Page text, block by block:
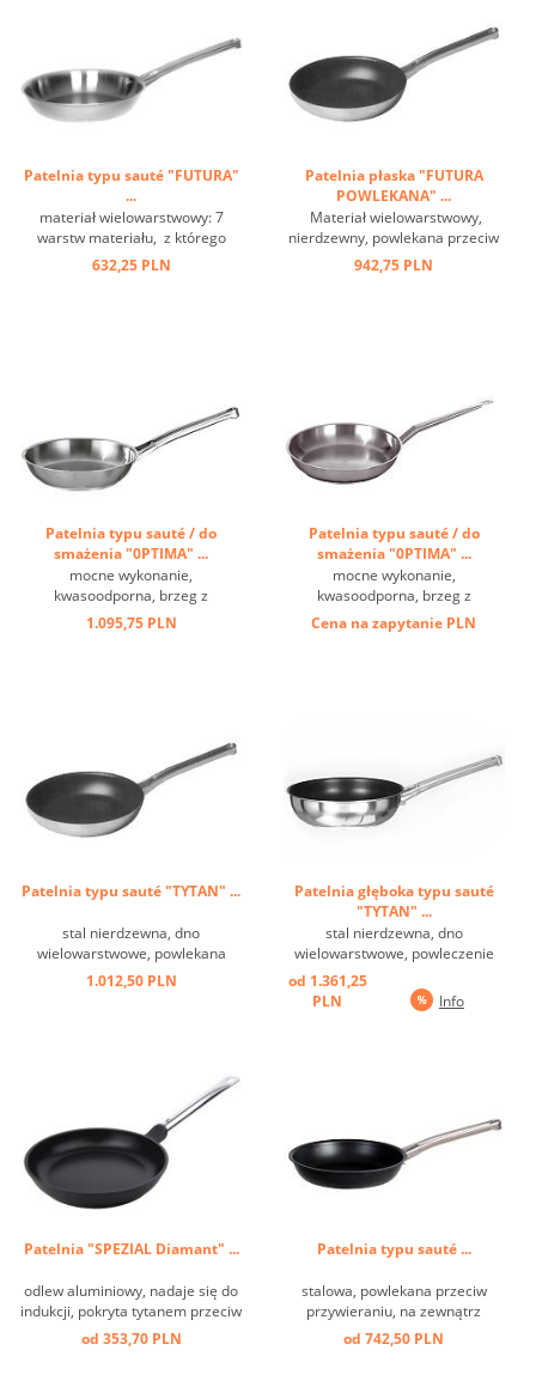
Patelnia typu sauté "FUTURA"
...
materiał wielowarstwowy: 7
warstw materiału, z którego
wykonane są patelnie FUTURA,
zapewniają równomierne
632,25 PLN
Patelnia płaska "FUTURA
POWLEKANA" ...
Materiał wielowarstwowy,
nierdzewny, powlekana przeciw
przywieraniu, nadaje się do
kuchenek indukcyjnych. Siedem
942,75 PLN
Patelnia typu sauté / do
smażenia "0PTIMA" ...
mocne wykonanie,
kwasoodporna, brzeg z
kołnierzem, dno
wielowarstwowe, nadaje się do
1.095,75 PLN
Patelnia typu sauté / do
smażenia "0PTIMA" ...
mocne wykonanie,
kwasoodporna, brzeg z
kołnierzem, dno
wielowarstwowe, nadaje się do
Cena na zapytanie PLN
Patelnia typu sauté "TYTAN" ...
stal nierdzewna, dno
wielowarstwowe, powlekana
tytanem. Specjalny podkład pod
3-krotną warstwą tytanu
1.012,50 PLN
Patelnia głęboka typu sauté
"TYTAN" ...
stal nierdzewna, dno
wielowarstwowe, powleczenie
tytanowe. Specjalny podkład pod
3-krotną warstwą tytanu
zapewnia trwałe połączenie
od 1.361,25
PLN
Info
Patelnia "SPEZIAL Diamant" ...
odlew aluminiowy, nadaje się do
indukcji, pokryta tytanem przeciw
przywieraniu, bardzo dobre
rozprowadzenie ciepła, łatwa w
od 353,70 PLN
Patelnia typu sauté ...
stalowa, powlekana przeciw
przywieraniu, na zewnątrz
czarna, trzonek nierdzewny,
przykręcany. Idealna do
od 742,50 PLN